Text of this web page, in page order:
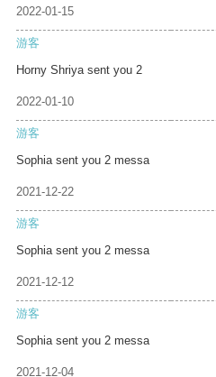
2022-01-15
游客
Horny Shriya sent you 2
2022-01-10
游客
Sophia sent you 2 messa
2021-12-22
游客
Sophia sent you 2 messa
2021-12-12
游客
Sophia sent you 2 messa
2021-12-04